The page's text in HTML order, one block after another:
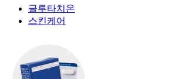
글루타치온
스킨케어